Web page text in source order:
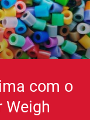
com o
Weigh